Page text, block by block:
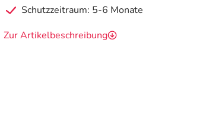
Schutzzeitraum: 5-6 Monate
Zur Artikelbeschreibung